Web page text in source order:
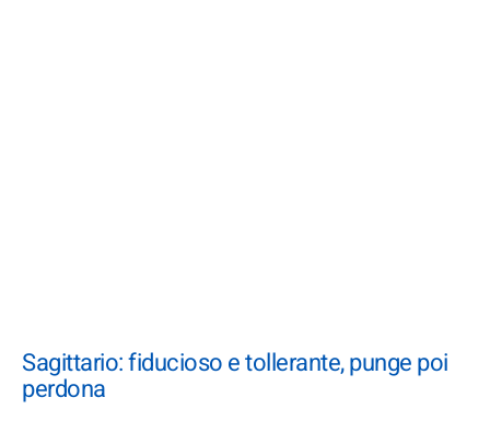
Sagittario: fiducioso e tollerante, punge poi
perdona